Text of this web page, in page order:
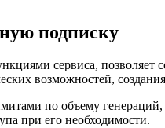
подписку
сервиса,
возможностей,
по объему
при его необходимости.